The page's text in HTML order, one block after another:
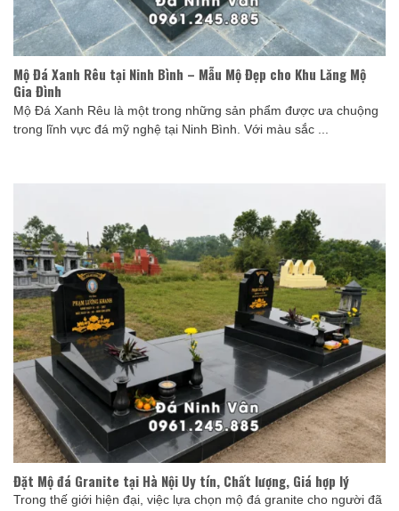
Mộ Đá Xanh Rêu tại Ninh Bình – Mẫu Mộ Đẹp cho Khu Lăng Mộ
Gia Đình
Mộ Đá Xanh Rêu là một trong những sản phẩm được ưa chuộng
trong lĩnh vực đá mỹ nghệ tại Ninh Bình. Với màu sắc ...
Đặt Mộ đá Granite tại Hà Nội Uy tín, Chất lượng, Giá hợp lý
Trong thế giới hiện đại, việc lựa chọn mộ đá granite cho người đã